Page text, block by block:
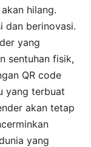
hilang.
dan berinovasi.
yang
sentuhan fisik,
QR code
yang terbuat
akan tetap
yang